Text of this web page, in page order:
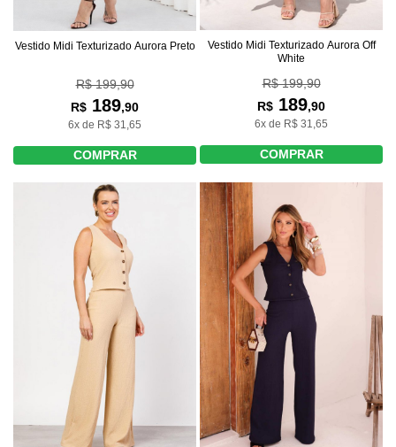
Vestido Midi Texturizado Aurora Preto
R$ 199,90
R$ 189,90
6x de R$ 31,65
COMPRAR
Vestido Midi Texturizado Aurora Off
White
R$ 199,90
R$ 189,90
6x de R$ 31,65
COMPRAR